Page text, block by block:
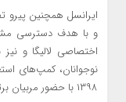
ایرانسل همچنین پیرو
و با هدف دسترسی
اختصاصی لالیگا و
۱۳۹۸ با حضور مربیان برتر لالیگا و چهره‌های برتر فوتبال کشور، برگزار کرد.